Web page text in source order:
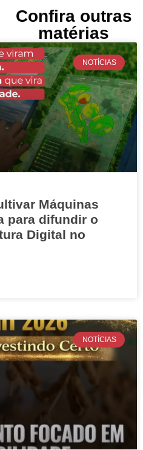
Confira outras
matérias
NOTÍCIAS
Máquinas
para difundir o
Digital no
NOTÍCIAS